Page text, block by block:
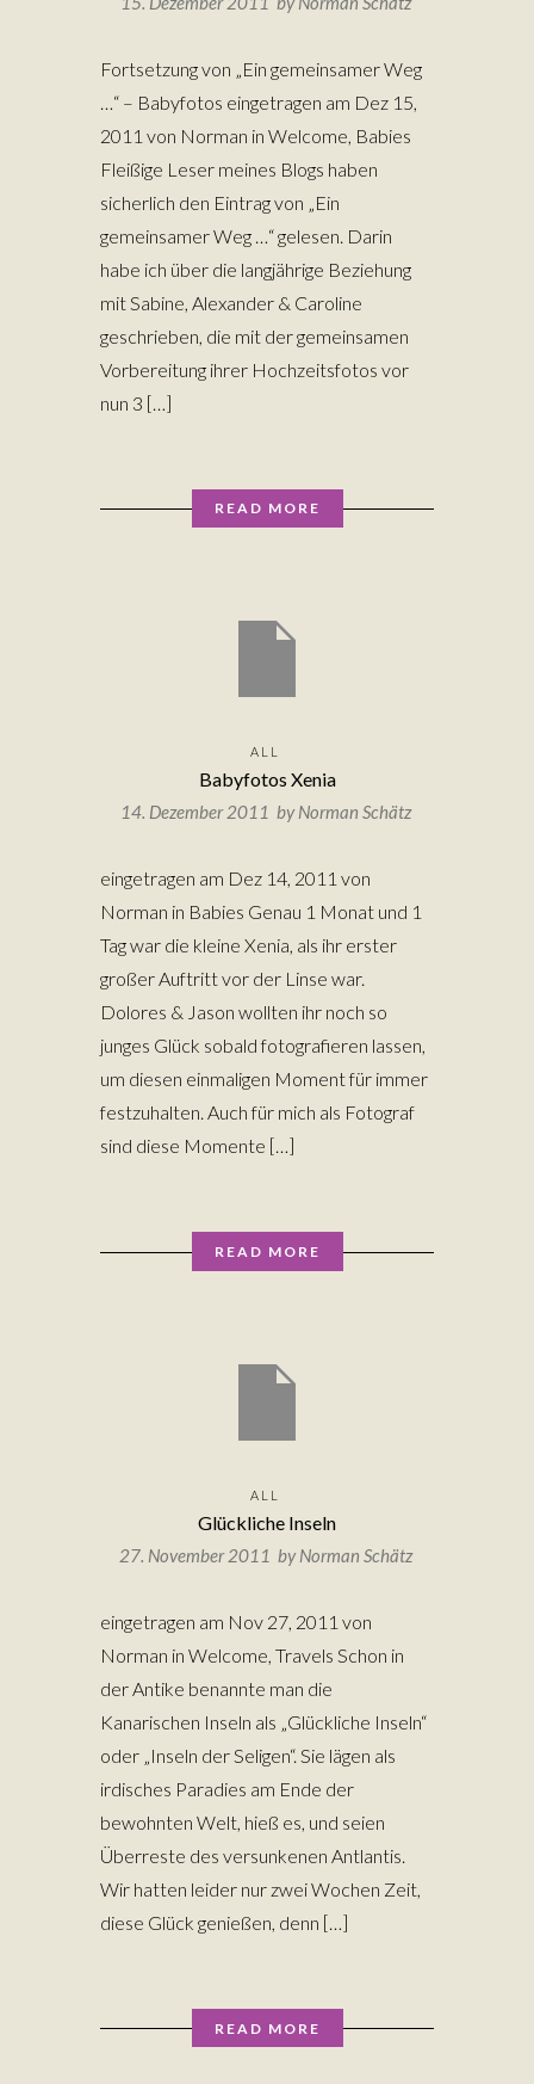
Fortsetzung von „Ein gemeinsamer Weg
…“ – Babyfotos eingetragen am Dez 15,
2011 von Norman in Welcome, Babies
Fleißige Leser meines Blogs haben
sicherlich den Eintrag von „Ein
gemeinsamer Weg …“ gelesen. Darin
habe ich über die langjährige Beziehung
mit Sabine, Alexander & Caroline
geschrieben, die mit der gemeinsamen
Vorbereitung ihrer Hochzeitsfotos vor
nun 3 […]
READ MORE
ALL
Babyfotos Xenia
14. Dezember 2011 byNorman Schätz
eingetragen am Dez 14, 2011 von
Norman in Babies Genau 1 Monat und 1
Tag war die kleine Xenia, als ihr erster
großer Auftritt vor der Linse war.
Dolores & Jason wollten ihr noch so
junges Glück sobald fotografieren lassen,
um diesen einmaligen Moment für immer
festzuhalten. Auch für mich als Fotograf
sind diese Momente […]
READ MORE
ALL
Glückliche Inseln
27. November 2011 byNorman Schätz
eingetragen am Nov 27, 2011 von
Norman in Welcome, Travels Schon in
der Antike benannte man die
Kanarischen Inseln als „Glückliche Inseln“
oder „Inseln der Seligen“. Sie lägen als
irdisches Paradies am Ende der
bewohnten Welt, hieß es, und seien
Überreste des versunkenen Antlantis.
Wir hatten leider nur zwei Wochen Zeit,
diese Glück genießen, denn […]
READ MORE